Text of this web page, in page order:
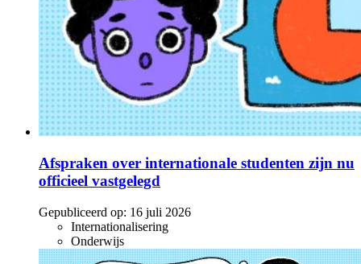
Afspraken over internationale studenten zijn nu
officieel vastgelegd
Gepubliceerd op: 16 juli 2026
Internationalisering
Onderwijs